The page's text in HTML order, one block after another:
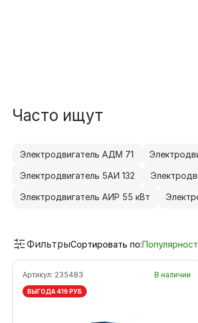
Часто ищут
Электродвигатель АДМ 71
Электродвигатель 5АИ 132
Электродвигатель АИР 55 кВт
ФильтрыСортировать по:
Артикул: 235483 В наличии
ВЫГОДА 419 РУБ